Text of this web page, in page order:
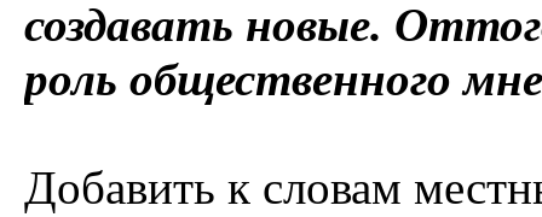
создавать новые.
роль общественного
Добавить к словам